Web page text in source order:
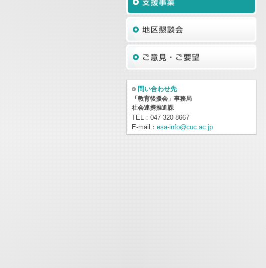
問い合わせ先
「教育後援会」事務局
社会連携推進課
TEL：047-320-8667
E-mail： esa-info@cuc.ac.jp